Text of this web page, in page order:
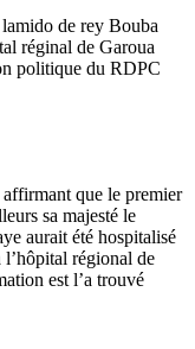
de rey Bouba
réginal de Garoua
politique du RDPC
que le premier
sa majesté le
aurait été hospitalisé
l’hôpital régional de
est l’a trouvé